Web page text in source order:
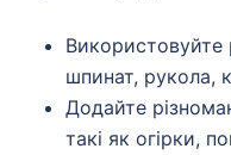
Використовуйте
шпинат, рукола,
Додайте
такі як огірки,